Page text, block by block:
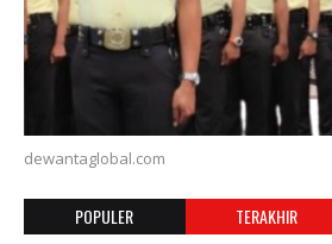
dewantaglobal.com
POPULER TERAKHIR